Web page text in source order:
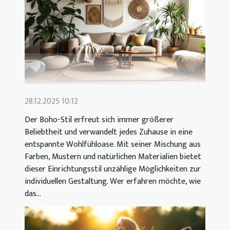
28.12.2025 10:12
Der Boho-Stil erfreut sich immer größerer
Beliebtheit und verwandelt jedes Zuhause in eine
entspannte Wohlfühloase. Mit seiner Mischung aus
Farben, Mustern und natürlichen Materialien bietet
dieser Einrichtungsstil unzählige Möglichkeiten zur
individuellen Gestaltung. Wer erfahren möchte, wie
das...